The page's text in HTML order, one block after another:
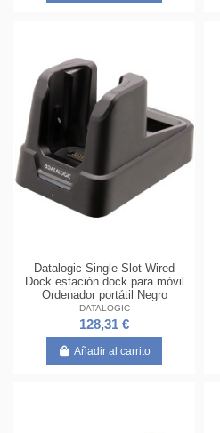
Datalogic Single Slot Wired
Dock estación dock para móvil
Ordenador portátil Negro
DATALOGIC
128,31 €
Añadir al carrito